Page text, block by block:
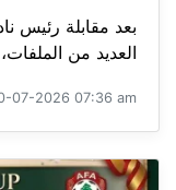
بعد مقابلة رئيس
العديد من الملفات،
07-2026 07:36 am